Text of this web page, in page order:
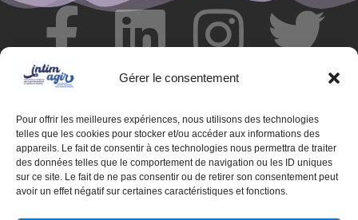
Gérer le consentement
Pour offrir les meilleures expériences, nous utilisons des technologies
telles que les cookies pour stocker et/ou accéder aux informations des
appareils. Le fait de consentir à ces technologies nous permettra de traiter
des données telles que le comportement de navigation ou les ID uniques
sur ce site. Le fait de ne pas consentir ou de retirer son consentement peut
avoir un effet négatif sur certaines caractéristiques et fonctions.